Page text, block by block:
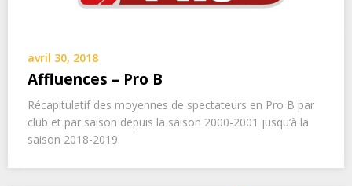
avril 30, 2018
Affluences – Pro B
Récapitulatif des moyennes de spectateurs en Pro B par
club et par saison depuis la saison 2000-2001 jusqu’à la
saison 2018-2019.